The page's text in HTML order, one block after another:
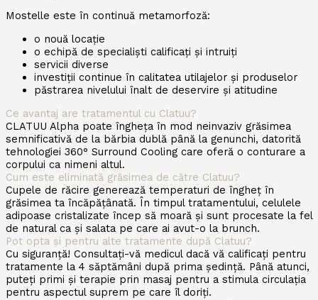
Mostelle este în continuă metamorfoză:
o nouă locație
o echipă de specialiști calificați și intruiți
servicii diverse
investiții continue în calitatea utilajelor și produselor
păstrarea nivelului înalt de deservire și atitudine
Ce avantaj are tratamentul cu Clatuu?
CLATUU Alpha poate îngheța în mod neinvaziv grăsimea
semnificativă de la bărbia dublă până la genunchi, datorită
tehnologiei 360° Surround Cooling care oferă o conturare a
corpului ca nimeni altul.
Cum este eliminată grăsimea de către Clatuu?
Cupele de răcire generează temperaturi de îngheț în
grăsimea ta încăpățânată. În timpul tratamentului, celulele
adipoase cristalizate încep să moară și sunt procesate la fel
de natural ca și salata pe care ai avut-o la brunch.
Pot opta și pentru alte tratamente după Clatuu?
Cu siguranță! Consultați-vă medicul dacă vă calificați pentru
tratamente la 4 săptămâni după prima ședință. Până atunci,
puteți primi și terapie prin masaj pentru a stimula circulația
pentru aspectul suprem pe care îl doriți.